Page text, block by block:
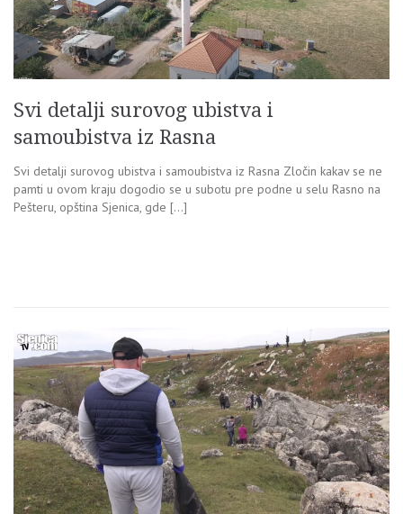
Svi detalji surovog ubistva i
samoubistva iz Rasna
Svi detalji surovog ubistva i samoubistva iz Rasna Zločin kakav se ne
pamti u ovom kraju dogodio se u subotu pre podne u selu Rasno na
Pešteru, opština Sjenica, gde […]